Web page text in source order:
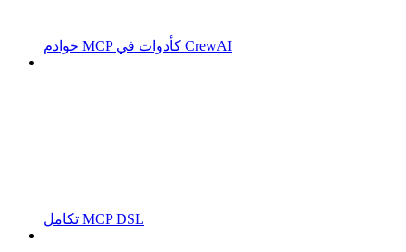
خوادم MCP كأدوات في CrewAI
تكامل MCP DSL